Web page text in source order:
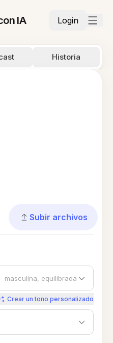
IA Login
Historia
Subir archivos
masculina, equilibrada
Crear un tono personalizado